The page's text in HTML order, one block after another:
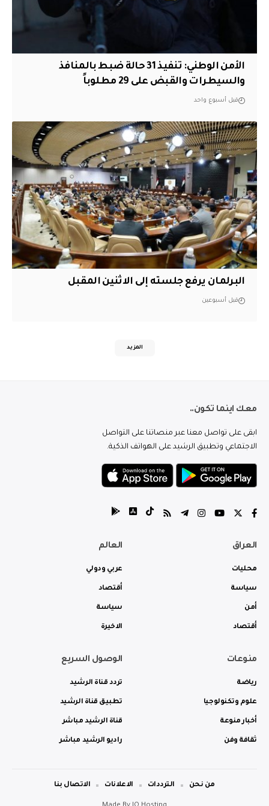
الأمن الوطني: تنفيذ 31 حالة ضبط بالمنافذ
والسيطرات والقبض على 29 مطلوباً
قبل أسبوع واحد
البرلمان يرفع جلسته إلى الاثنين المقبل
قبل أسبوعين
المزيد
معك اينما تكون..
ابقى على تواصل معنا عبر منصاتنا على التواصل
الاجتماعي وتطبيق الرشيد على الهواتف الذكية.
العراق
محليات
سياسة
أمن
أقتصاد
العالم
عربي ودولي
أقتصاد
سياسة
الاخيرة
منوعات
رياضة
علوم وتكنولوجيا
أخبار منوعة
ثقافة وفن
الوصول السريع
تردد قناة الرشيد
تطبيق قناة الرشيد
قناة الرشيد مباشر
راديو الرشيد مباشر
من نحن الترددات الاعلانات الاتصال بنا